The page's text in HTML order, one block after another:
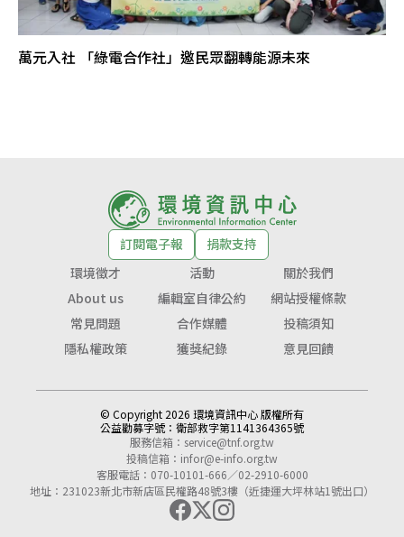
萬元入社 「綠電合作社」邀民眾翻轉能源未來
訂閱電子報
捐款支持
環境徵才
活動
關於我們
About us
編輯室自律公約
網站授權條款
常見問題
合作媒體
投稿須知
隱私權政策
獲獎紀錄 意見回饋
© Copyright 2026 環境資訊中心 版權所有
公益勸募字號： 衛部救字第1141364365號
服務信箱： service@tnf.org.tw
投稿信箱： infor@e-info.org.tw
客服電話：070-10101-666／02-2910-6000
地址：231023新北市新店區民權路48號3樓（近捷運大坪林站1號出口）